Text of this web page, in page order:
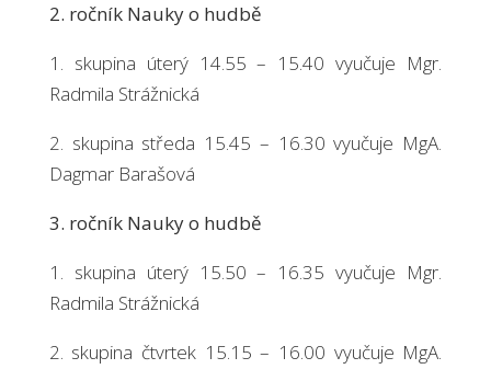
2. ročník Nauky o hudbě
1. skupina úterý 14.55 – 15.40 vyučuje Mgr.
Radmila Strážnická
2. skupina středa 15.45 – 16.30 vyučuje MgA.
Dagmar Barašová
3. ročník Nauky o hudbě
1. skupina úterý 15.50 – 16.35 vyučuje Mgr.
Radmila Strážnická
2. skupina čtvrtek 15.15 – 16.00 vyučuje MgA.